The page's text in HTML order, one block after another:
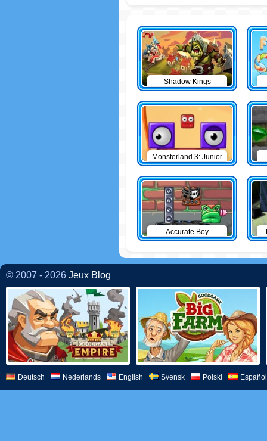
Shadow Kings
Monsterland 3: Junior
Returns
Accurate Boy
© 2007 - 2026 Jeux Blog
Deutsch Nederlands English Svensk Polski Español